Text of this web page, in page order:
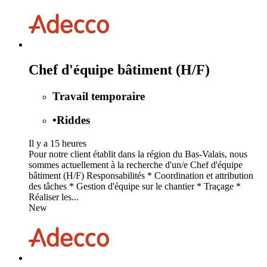
Chef d'équipe bâtiment (H/F)
Travail temporaire
•Riddes
Il y a 15 heures
Pour notre client établit dans la région du Bas-Valais, nous
sommes actuellement à la recherche d'un/e Chef d'équipe
bâtiment (H/F) Responsabilités * Coordination et attribution
des tâches * Gestion d'équipe sur le chantier * Traçage *
Réaliser les...
New